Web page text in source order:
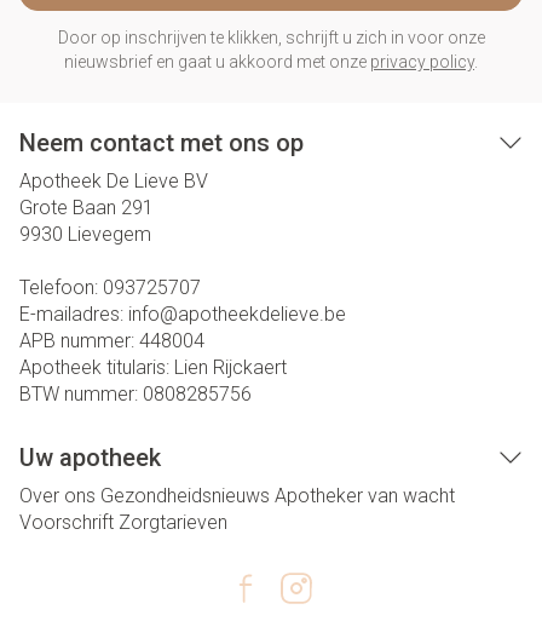
Door op inschrijven te klikken, schrijft u zich in voor onze
nieuwsbrief en gaat u akkoord met onze privacy policy.
Neem contact met ons op
Apotheek De Lieve BV
Grote Baan 291
9930 Lievegem
Telefoon: 093725707
E-mailadres: info@apotheekdelieve.be
APB nummer: 448004
Apotheek titularis: Lien Rijckaert
BTW nummer: 0808285756
Uw apotheek
Over ons Gezondheidsnieuws Apotheker van wacht
Voorschrift Zorgtarieven